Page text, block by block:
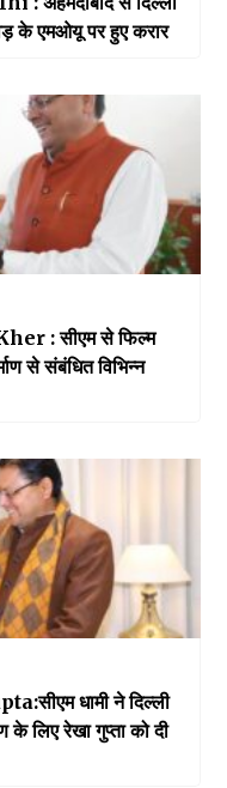
के एमओयू पर हुए करार
: सीएम से फिल्म
से संबंधित विभिन्न
धामी ने दिल्ली
लिए रेखा गुप्ता को दी